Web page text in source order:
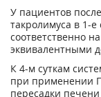
У пациентов
такролимуса в 1-
соответственно
эквивалентными
К 4-м суткам
при применении
пересадки